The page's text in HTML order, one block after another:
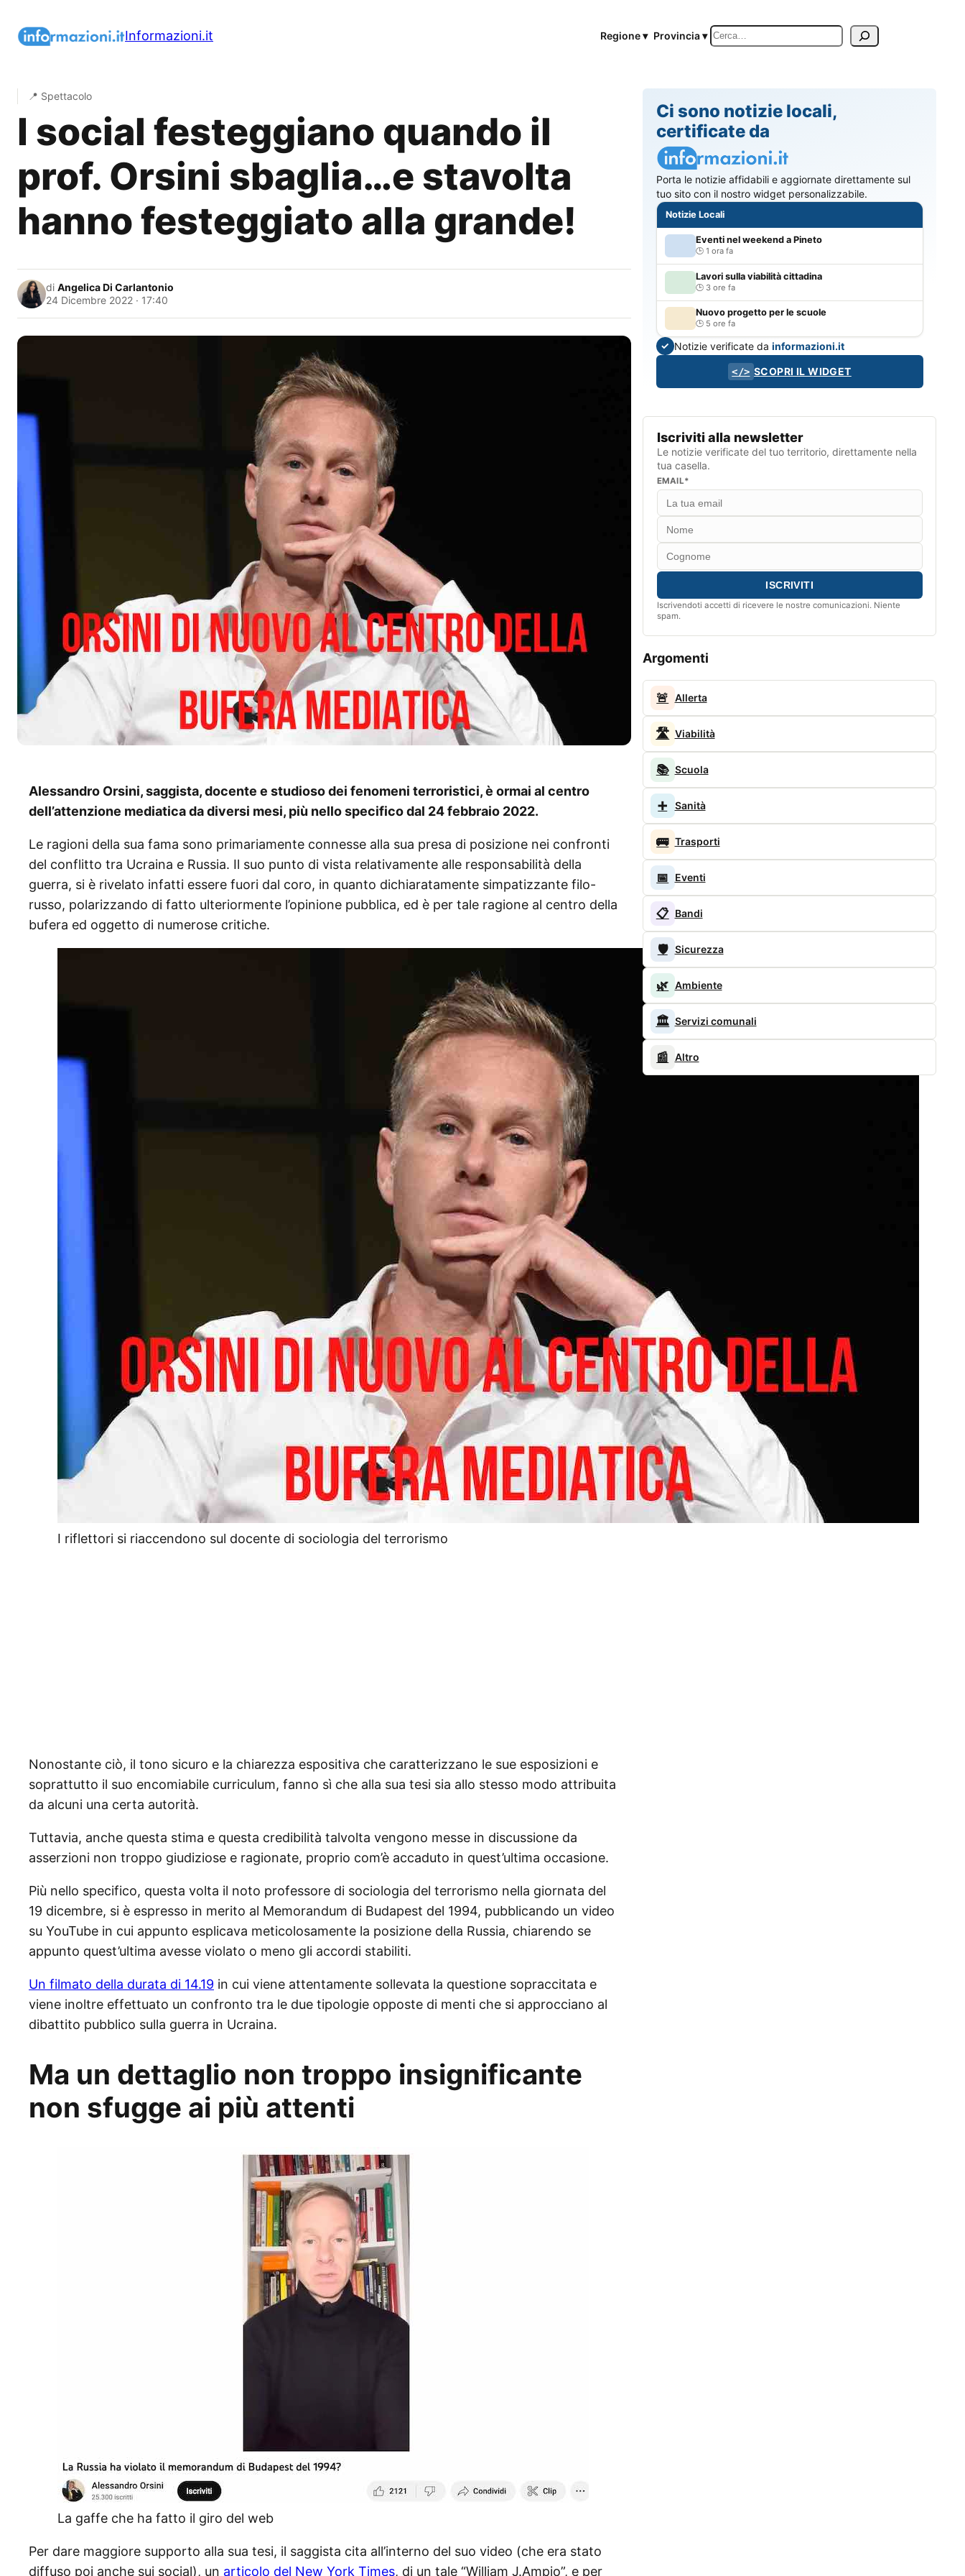
Informazioni.it Regione ▾ Provincia ▾ Cerca
📍 Spettacolo
I social festeggiano quando il
prof. Orsini sbaglia…e stavolta
hanno festeggiato alla grande!
di Angelica Di Carlantonio
24 Dicembre 2022 · 17:40
Alessandro Orsini, saggista, docente e studioso dei fenomeni terroristici, è ormai al centro
dell’attenzione mediatica da diversi mesi, più nello specifico dal 24 febbraio 2022.
Le ragioni della sua fama sono primariamente connesse alla sua presa di posizione nei confronti
del conflitto tra Ucraina e Russia. Il suo punto di vista relativamente alle responsabilità della
guerra, si è rivelato infatti essere fuori dal coro, in quanto dichiaratamente simpatizzante filo-
russo, polarizzando di fatto ulteriormente l’opinione pubblica, ed è per tale ragione al centro della
bufera ed oggetto di numerose critiche.
I riflettori si riaccendono sul docente di sociologia del terrorismo
Nonostante ciò, il tono sicuro e la chiarezza espositiva che caratterizzano le sue esposizioni e
soprattutto il suo encomiabile curriculum, fanno sì che alla sua tesi sia allo stesso modo attribuita
da alcuni una certa autorità.
Tuttavia, anche questa stima e questa credibilità talvolta vengono messe in discussione da
asserzioni non troppo giudiziose e ragionate, proprio com’è accaduto in quest’ultima occasione.
Più nello specifico, questa volta il noto professore di sociologia del terrorismo nella giornata del
19 dicembre, si è espresso in merito al Memorandum di Budapest del 1994, pubblicando un video
su YouTube in cui appunto esplicava meticolosamente la posizione della Russia, chiarendo se
appunto quest’ultima avesse violato o meno gli accordi stabiliti.
Un filmato della durata di 14.19 in cui viene attentamente sollevata la questione sopraccitata e
viene inoltre effettuato un confronto tra le due tipologie opposte di menti che si approcciano al
dibattito pubblico sulla guerra in Ucraina.
Ma un dettaglio non troppo insignificante
non sfugge ai più attenti
La gaffe che ha fatto il giro del web
Per dare maggiore supporto alla sua tesi, il saggista cita all’interno del suo video (che era stato
diffuso poi anche sui social), un articolo del New York Times, di un tale “William J.Ampio”, e per
Ci sono notizie locali,
certificate da
Porta le notizie affidabili e aggiornate direttamente sul
tuo sito con il nostro widget personalizzabile.
Notizie Locali
Eventi nel weekend a Pineto
1 ora fa
Lavori sulla viabilità cittadina
3 ore fa
Nuovo progetto per le scuole
5 ore fa
✓ Notizie verificate da informazioni.it
</> SCOPRI IL WIDGET
Iscriviti alla newsletter
Le notizie verificate del tuo territorio, direttamente nella
tua casella.
EMAIL*
Iscrivendoti accetti di ricevere le nostre comunicazioni. Niente
spam.
Argomenti
🚨 Allerta
🛣️ Viabilità
📚 Scuola
➕ Sanità
🚌 Trasporti
📅 Eventi
📋 Bandi
🛡️ Sicurezza
🌿 Ambiente
🏛️ Servizi comunali
📰 Altro